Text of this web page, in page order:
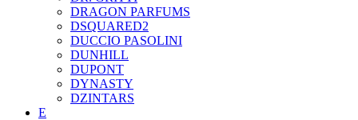
DRAGON PARFUMS
DSQUARED2
DUCCIO PASOLINI
DUNHILL
DUPONT
DYNASTY
DZINTARS
E